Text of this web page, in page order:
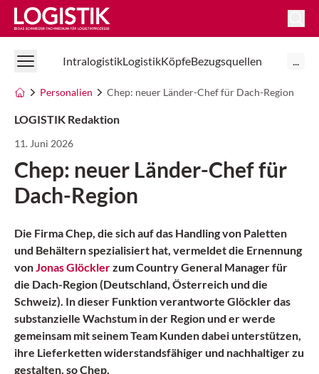
Logistik Online
IntralogistikLogistikKöpfeBezugsquellen ...
Personalien Chep: neuer Länder-Chef für Dach-Region
LOGISTIK Redaktion
11. Juni 2026
Chep: neuer Länder-Chef für
Dach-Region
Die Firma Chep, die sich auf das Handling von Paletten
und Behältern spezialisiert hat, vermeldet die Ernennung
vonJonas Glöcklerzum Country General Manager für
die Dach-Region (Deutschland, Österreich und die
Schweiz). In dieser Funktion verantworte Glöckler das
substanzielle Wachstum in der Region und er werde
gemeinsam mit seinem Team Kunden dabei unterstützen,
ihre Lieferketten widerstandsfähiger und nachhaltiger zu
gestalten, so Chep.